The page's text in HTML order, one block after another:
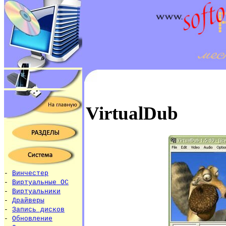
- Винчестер
- Виртуальные ОС
- Виртуальники
- Драйверы
- Запись дисков
- Обновление
VirtualDub